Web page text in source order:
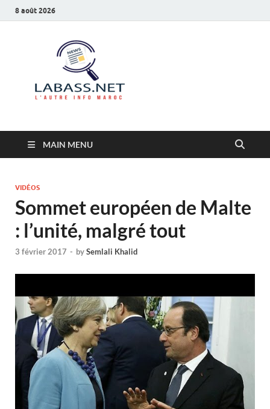
8 août 2026
MAIN MENU
VIDÉOS
Sommet européen de Malte
: l’unité, malgré tout
3 février 2017 - bySemlali Khalid